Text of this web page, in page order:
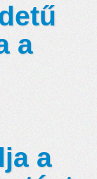
a
a